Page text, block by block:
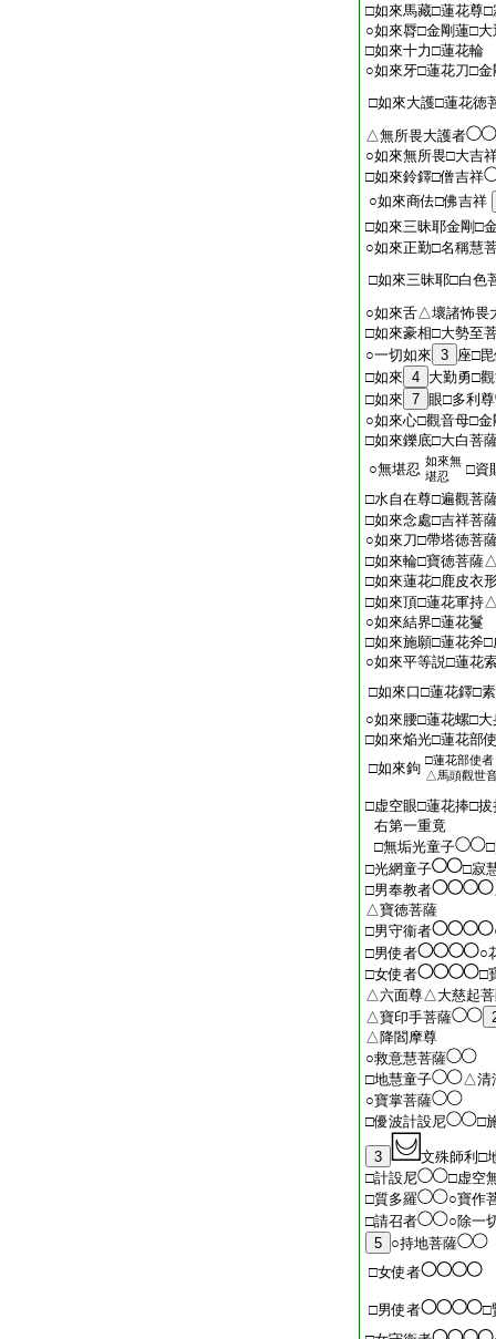
□如來馬藏□蓮花尊□
○如來脣□金剛蓮□
□如來十力□蓮花輪
○如來牙□蓮花刀□
□如來大護□蓮花徳
△無所畏大護者
○如來無所畏□大吉
□如來鈴鐸□僧吉祥
○如來商佉□佛吉祥
□如來三昧耶金剛□
○如來正勤□名稱慧
□如來三昧耶□白色
○如來舌△壞諸怖畏
□如來豪相□大勢至
○一切如來 3 座□
□如來 4 大勤勇□
□如來 7 眼□多利尊
○如來心□觀音母□金
□如來鑠底□大白菩
○無堪忍 如來無
堪忍
□資
□水自在尊□遍觀菩
□如來念處□吉祥菩
○如來刀□帶塔徳菩
□如來輪□寶徳菩薩
□如來蓮花□鹿皮衣
□如來頂□蓮花軍持
○如來結界□蓮花鬘
□如來施願□蓮花斧
○如來平等説□蓮花
□如來口□蓮花鐸□素
○如來腰□蓮花螺□
□如來焔光□蓮花部
□如來鉤 □蓮花部使者
△馬頭觀世
□虚空眼□蓮花捧□拔
右第一重竟
□無垢光童子
□光網童子
□寂
□男奉教者
△寶徳菩薩
□男守衞者
□男使者
○
□女使者
□
△六面尊△大慈起
△寶印手菩薩
△降閻摩尊
○救意慧菩薩
□地慧童子
△清
○寶掌菩薩
□優波計設尼
□
3
文殊師利□
□計設尼
□虚空
□質多羅
○寶作
□請召者
○除一
5 ○持地菩薩
□女使者
□男使者
□